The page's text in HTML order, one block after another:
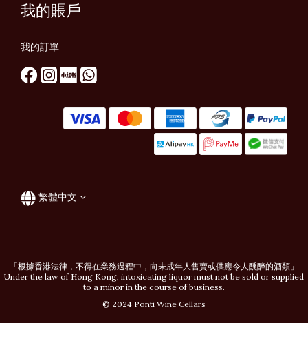
我的賬戶
我的訂單
繁體中文
「根據香港法律，不得在業務過程中，向未成年人售賣或供應令人醺醉的酒類」
Under the law of Hong Kong, intoxicating liquor must not be sold or supplied
to a minor in the course of business.
© 2024 Ponti Wine Cellars